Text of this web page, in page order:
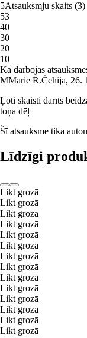
5Atsauksmju skaits (3)
53
40
30
20
10
Kā darbojas
MMarie R.Čehija, 26.
Ļoti skaisti darīts
toņa dēļ
Šī atsauksme tika
Līdzīgi
Likt grozā
Likt grozā
Likt grozā
Likt grozā
Likt grozā
Likt grozā
Likt grozā
Likt grozā
Likt grozā
Likt grozā
Likt grozā
Likt grozā
Likt grozā
Likt grozā